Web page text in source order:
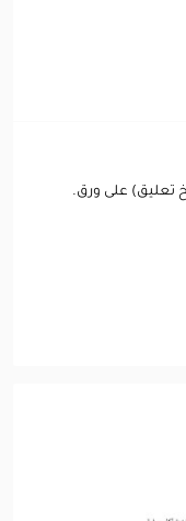
تعليق) على ورق.